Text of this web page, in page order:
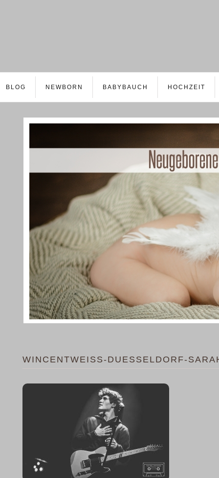
BLOG NEWBORN BABYBAUCH HOCHZEIT
WINCENTWEISS-DUESSELDORF-